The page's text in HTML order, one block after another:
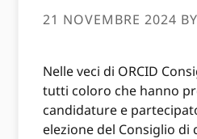
21 NOVEMBRE 2024 BY
Nelle veci di ORCID
tutti coloro che hanno
candidature e
elezione del Consiglio di